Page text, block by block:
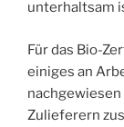
unterhaltsam
Für das Bio-
einiges an
Zulieferern